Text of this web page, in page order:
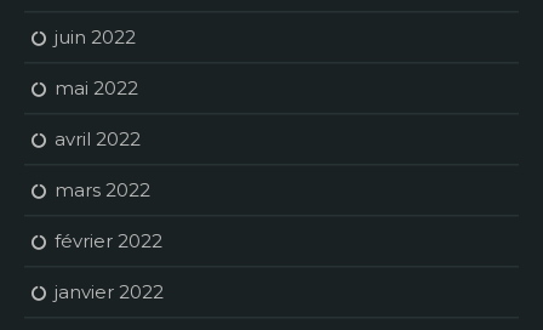
juin 2022
mai 2022
avril 2022
mars 2022
février 2022
janvier 2022